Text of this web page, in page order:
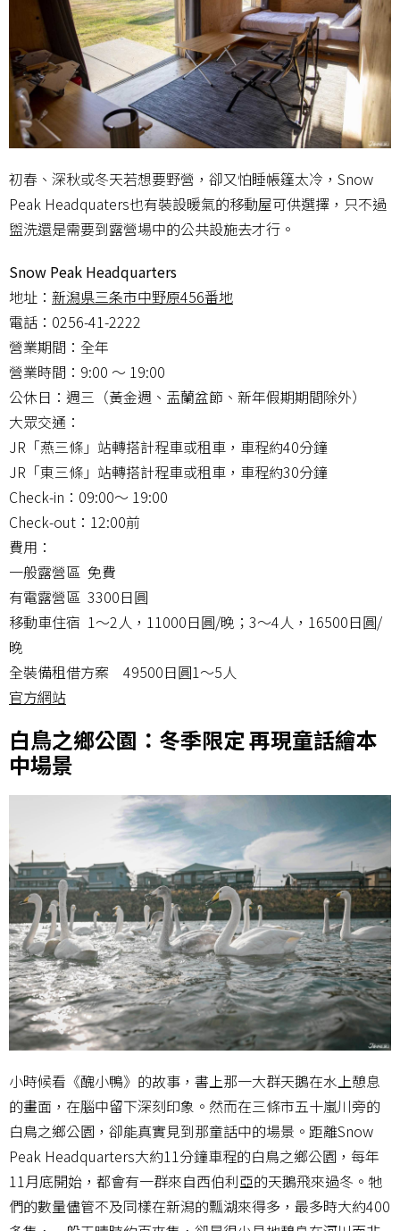
初春、深秋或冬天若想要野營，卻又怕睡帳篷太冷，Snow
Peak Headquaters也有裝設暖氣的移動屋可供選擇，只不過
盥洗還是需要到露營場中的公共設施去才行。
Snow Peak Headquarters
地址： 新潟県三条市中野原456番地
電話：0256-41-2222
營業期間：全年
營業時間：9:00 ～ 19:00
公休日：週三（黃金週、盂蘭盆節、新年假期期間除外）
大眾交通：
JR「燕三條」站轉搭計程車或租車，車程約40分鐘
JR「東三條」站轉搭計程車或租車，車程約30分鐘
Check-in：09:00～ 19:00
Check-out：12:00前
費用：
一般露營區 免費
有電露營區 3300日圓
移動車住宿 1～2人，11000日圓/晚；3〜4人，16500日圓/
晚
全裝備租借方案 49500日圓1～5人
官方網站
白鳥之鄉公園：冬季限定 再現童話繪本
中場景
小時候看《醜小鴨》的故事，書上那一大群天鵝在水上憩息
的畫面，在腦中留下深刻印象。然而在三條市五十嵐川旁的
白鳥之鄉公園，卻能真實見到那童話中的場景。距離Snow
Peak Headquarters大約11分鐘車程的白鳥之鄉公園，每年
11月底開始，都會有一群來自西伯利亞的天鵝飛來過冬。牠
們的數量儘管不及同樣在新潟的瓢湖來得多，最多時大約400